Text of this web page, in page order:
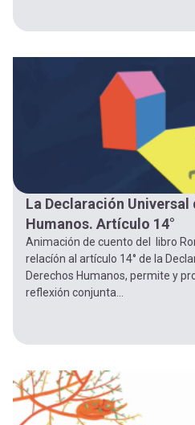
La Declaración Universal
Humanos. Artículo 14°
Animación de cuento del libro
relacíón al artículo 14° de la
Derechos Humanos, permite y
reflexión conjunta...